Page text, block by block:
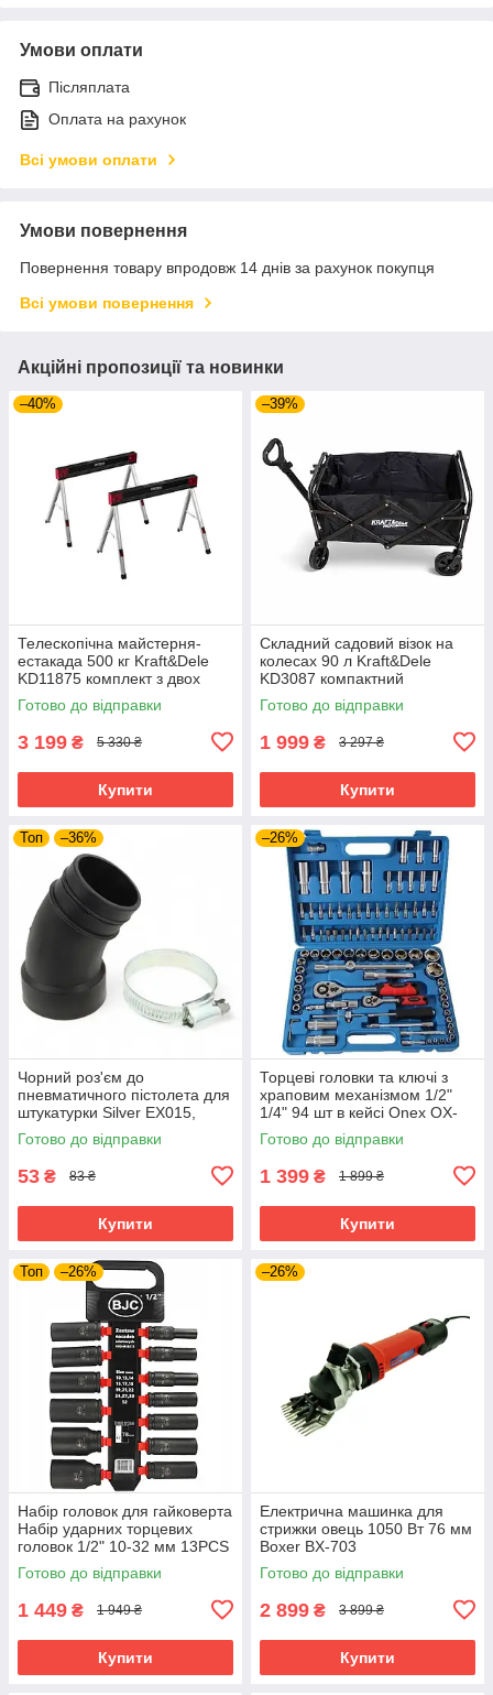
Умови оплати
Післяплата
Оплата на рахунок
Всі умови оплати
Умови повернення
Повернення товару впродовж 14 днів за рахунок покупця
Всі умови повернення
Акційні пропозиції та новинки
–40%
Телескопічна майстерня-
естакада 500 кг Kraft&Dele
KD11875 комплект з двох
регульованих стійок
Готово до відправки
3 199 ₴ 5 330 ₴
Купити
–39%
Складний садовий візок на
колесах 90 л Kraft&Dele
KD3087 компактний
транспортний візок
Готово до відправки
1 999 ₴ 3 297 ₴
Купити
Топ –36%
Чорний роз'єм до
пневматичного пістолета для
штукатурки Silver EX015,
фітинг для підключення
повітря
Готово до відправки
53 ₴ 83 ₴
Купити
–26%
Торцеві головки та ключі з
храповим механізмом 1/2"
1/4" 94 шт в кейсі Onex OX-
249M набір торцевих ключів
Готово до відправки
1 399 ₴ 1 899 ₴
Купити
Топ –26%
Набір головок для гайковерта
Набір ударних торцевих
головок 1/2" 10-32 мм 13PCS
BJC /довгі/. M58272
Готово до відправки
1 449 ₴ 1 949 ₴
Купити
–26%
Електрична машинка для
стрижки овець 1050 Вт 76 мм
Boxer BX-703
електротриммер для стрижки
худоби тварин
Готово до відправки
2 899 ₴ 3 899 ₴
Купити